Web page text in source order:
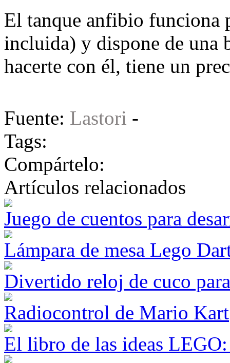
El tanque anfibio funciona
incluida) y dispone de una
hacerte con él, tiene un
Fuente: Lastori -
Tags:
Compártelo:
Artículos relacionados
Juego de cuentos para
Lámpara de mesa Lego
Divertido reloj de cuco
Radiocontrol de Mario Kart
El libro de las ideas